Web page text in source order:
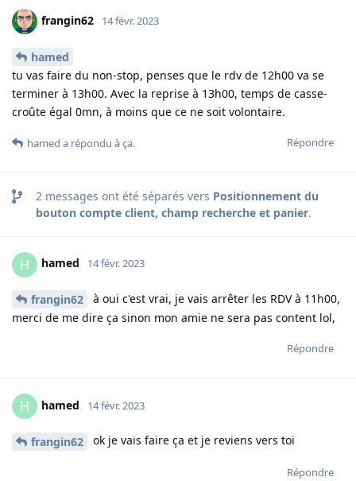
frangin62 14 févr. 2023
hamed
tu vas faire du non-stop, penses que le rdv de 12h00 va se
terminer à 13h00. Avec la reprise à 13h00, temps de casse-
croûte égal 0mn, à moins que ce ne soit volontaire.
Répondre
hamed a répondu à ça.
2 messages ont été séparés vers Positionnement du
bouton compte client, champ recherche et panier.
H hamed 14 févr. 2023
frangin62
à oui c'est vrai, je vais arrêter les RDV à 11h00,
merci de me dire ça sinon mon amie ne sera pas content lol,
Répondre
H hamed 14 févr. 2023
frangin62 ok je vais faire ça et je reviens vers toi
Répondre